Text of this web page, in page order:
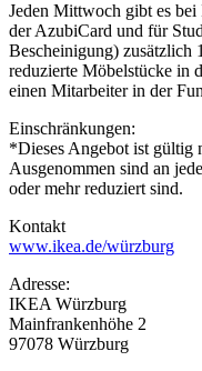
Jeden Mittwoch gibt es
der AzubiCard und für
Bescheinigung) zusätzlich
reduzierte Möbelstücke in
einen Mitarbeiter in der
Einschränkungen:
*Dieses Angebot ist
Ausgenommen sind an
oder mehr reduziert sind.
Kontakt
www.ikea.de/würzburg
Adresse:
IKEA Würzburg
Mainfrankenhöhe 2
97078 Würzburg